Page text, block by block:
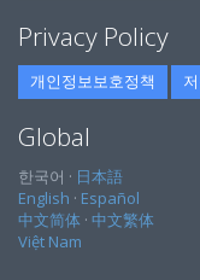
Privacy Policy
개인정보보호정책
Global
한국어 · 日本語
English · Español
中文简体 · 中文繁体
Việt Nam